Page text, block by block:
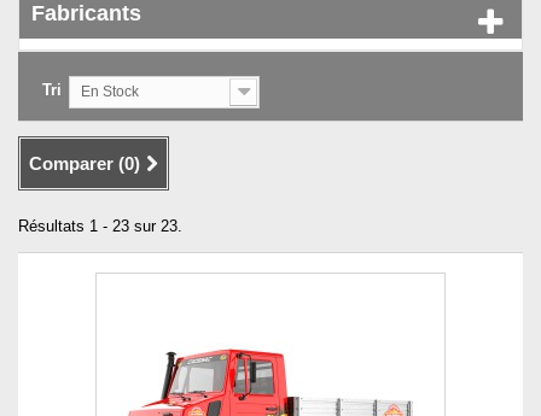
Fabricants
Tri En Stock
Comparer (0)
Résultats 1 - 23 sur 23.